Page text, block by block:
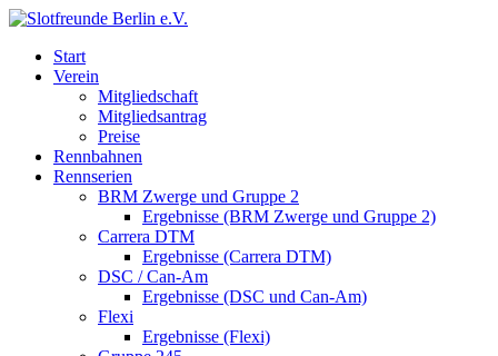
Start
Verein
Mitgliedschaft
Mitgliedsantrag
Preise
Rennbahnen
Rennserien
BRM Zwerge und Gruppe 2
Ergebnisse (BRM Zwerge und Gruppe 2)
Carrera DTM
Ergebnisse (Carrera DTM)
DSC / Can-Am
Ergebnisse (DSC und Can-Am)
Flexi
Ergebnisse (Flexi)